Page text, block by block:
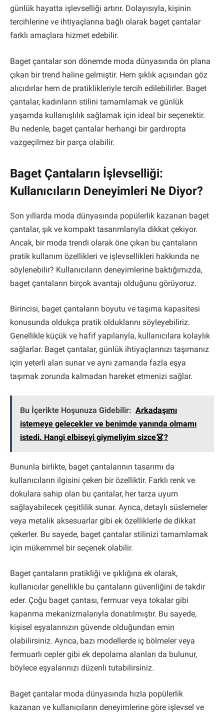
günlük hayatta işlevselliği artırır. Dolayısıyla, kişinin
tercihlerine ve ihtiyaçlarına bağlı olarak baget çantalar
farklı amaçlara hizmet edebilir.
Baget çantalar son dönemde moda dünyasında ön plana
çıkan bir trend haline gelmiştir. Hem şıklık açısından göz
alıcıdırlar hem de pratiklikleriyle tercih edilebilirler. Baget
çantalar, kadınların stilini tamamlamak ve günlük
yaşamda kullanışlılık sağlamak için ideal bir seçenektir.
Bu nedenle, baget çantalar herhangi bir gardıropta
vazgeçilmez bir parça olabilir.
Baget Çantaların İşlevselliği:
Kullanıcıların Deneyimleri Ne Diyor?
Son yıllarda moda dünyasında popülerlik kazanan baget
çantalar, şık ve kompakt tasarımlarıyla dikkat çekiyor.
Ancak, bir moda trendi olarak öne çıkan bu çantaların
pratik kullanım özellikleri ve işlevsellikleri hakkında ne
söylenebilir? Kullanıcıların deneyimlerine baktığımızda,
baget çantaların birçok avantajı olduğunu görüyoruz.
Birincisi, baget çantaların boyutu ve taşıma kapasitesi
konusunda oldukça pratik olduklarını söyleyebiliriz.
Genellikle küçük ve hafif yapılarıyla, kullanıcılara kolaylık
sağlarlar. Baget çantalar, günlük ihtiyaçlarınızı taşımanız
için yeterli alan sunar ve aynı zamanda fazla eşya
taşımak zorunda kalmadan hareket etmenizi sağlar.
Bu İçerikte Hoşunuza Gidebilir: Arkadaşımı
istemeye gelecekler ve benimde yanında olmamı
istedi. Hangi elbiseyi giymeliyim sizce👗?
Bununla birlikte, baget çantalarının tasarımı da
kullanıcıların ilgisini çeken bir özelliktir. Farklı renk ve
dokulara sahip olan bu çantalar, her tarza uyum
sağlayabilecek çeşitlilik sunar. Ayrıca, detaylı süslemeler
veya metalik aksesuarlar gibi ek özelliklerle de dikkat
çekerler. Bu sayede, baget çantalar stilinizi tamamlamak
için mükemmel bir seçenek olabilir.
Baget çantaların pratikliği ve şıklığına ek olarak,
kullanıcılar genellikle bu çantaların güvenliğini de takdir
eder. Çoğu baget çantası, fermuar veya tokalar gibi
kapanma mekanizmalarıyla donatılmıştır. Bu sayede,
kişisel eşyalarınızın güvende olduğundan emin
olabilirsiniz. Ayrıca, bazı modellerde iç bölmeler veya
fermuarlı cepler gibi ek depolama alanları da bulunur,
böylece eşyalarınızı düzenli tutabilirsiniz.
Baget çantalar moda dünyasında hızla popülerlik
kazanan ve kullanıcıların deneyimlerine göre işlevsel ve